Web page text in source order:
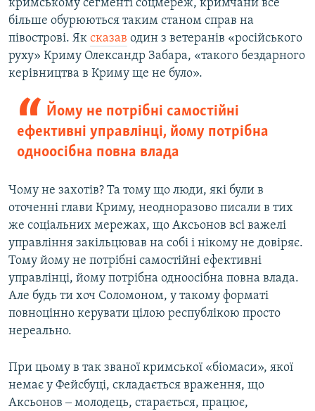
кримському сегменті соцмереж, кримчани все
більше обурюються таким станом справ на
півострові. Як сказав один з ветеранів «російського
руху» Криму Олександр Забара, «такого бездарного
керівництва в Криму ще не було».
Йому не потрібні самостійні
ефективні управлінці, йому потрібна
одноосібна повна влада
Чому не захотів? Та тому що люди, які були в
оточенні глави Криму, неодноразово писали в тих
же соціальних мережах, що Аксьонов всі важелі
управління закільцював на собі і нікому не довіряє.
Тому йому не потрібні самостійні ефективні
управлінці, йому потрібна одноосібна повна влада.
Але будь ти хоч Соломоном, у такому форматі
повноцінно керувати цілою республікою просто
нереально.
При цьому в так званої кримської «біомаси», якої
немає у Фейсбуці, складається враження, що
Аксьонов ‒ молодець, старається, працює,